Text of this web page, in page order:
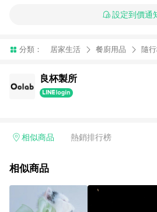
設定到價通
分類： 居家生活 餐廚用品 隨
良杯製所
相似商品 熱銷排行榜
相似商品